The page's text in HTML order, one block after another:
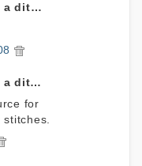
a dit…
a dit…
for